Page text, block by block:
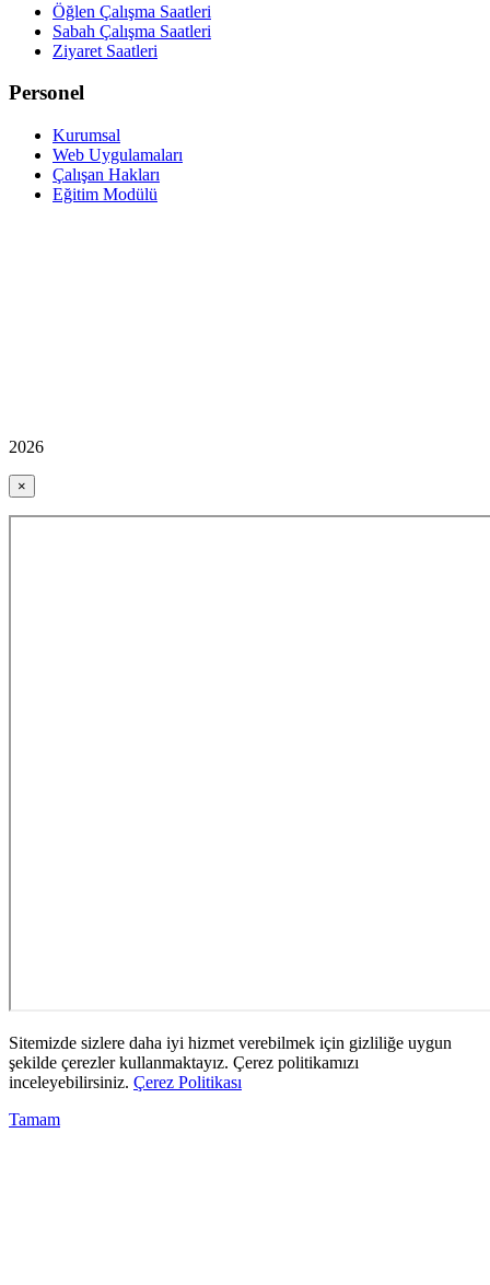
Öğlen Çalışma Saatleri
Sabah Çalışma Saatleri
Ziyaret Saatleri
Personel
Kurumsal
Web Uygulamaları
Çalışan Hakları
Eğitim Modülü
2026
×
Sitemizde sizlere daha iyi hizmet verebilmek için gizliliğe uygun
şekilde çerezler kullanmaktayız. Çerez politikamızı
inceleyebilirsiniz. Çerez Politikası
Tamam